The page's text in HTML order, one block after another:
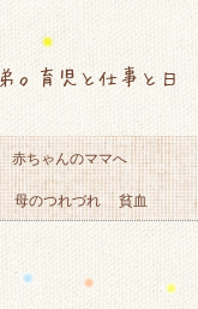
。育児と仕事と日
赤ちゃんのママへ
母のつれづれ 貧血